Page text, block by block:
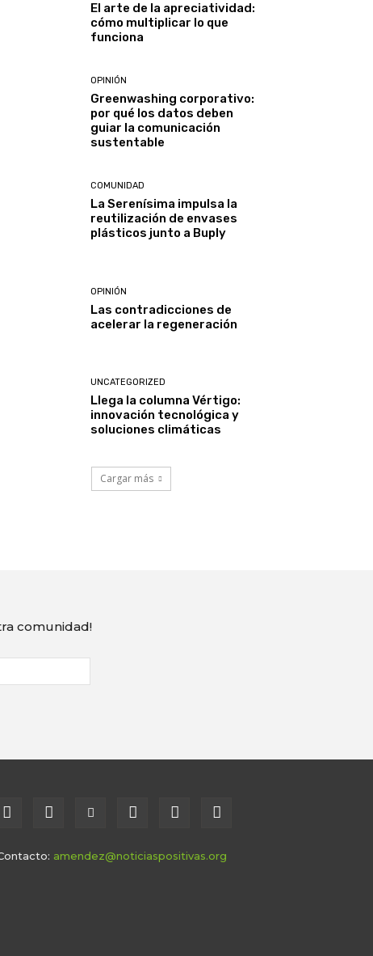
El arte de la apreciatividad:
cómo multiplicar lo que
funciona
OPINIÓN
Greenwashing corporativo:
por qué los datos deben
guiar la comunicación
sustentable
COMUNIDAD
La Serenísima impulsa la
reutilización de envases
plásticos junto a Buply
OPINIÓN
Las contradicciones de
acelerar la regeneración
UNCATEGORIZED
Llega la columna Vértigo:
innovación tecnológica y
soluciones climáticas
Cargar más
comunidad!
amendez@noticiaspositivas.org